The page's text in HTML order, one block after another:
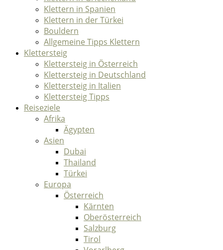
Klettern in Spanien
Klettern in der Türkei
Bouldern
Allgemeine Tipps Klettern
Klettersteig
Klettersteig in Österreich
Klettersteig in Deutschland
Klettersteig in Italien
Klettersteig Tipps
Reiseziele
Afrika
Ägypten
Asien
Dubai
Thailand
Türkei
Europa
Österreich
Kärnten
Oberösterreich
Salzburg
Tirol